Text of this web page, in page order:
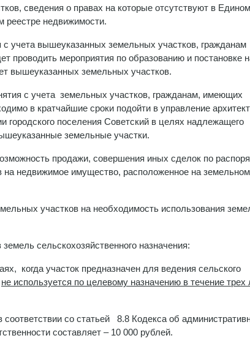
сведения о правах на которые отсутствуют в Едином
реестре недвижимости.
с учета вышеуказанных земельных участков, гражданам
проводить мероприятия по образованию и постановке
вышеуказанных земельных участков.
с учета земельных участков, гражданам, имеющих
в кратчайшие сроки подойти в управление
городского поселения Советский в целях надлежащего
земельные участки.
продажи, совершения иных сделок по
недвижимое имущество, расположенное на земельном
участков на необходимость использования
сельскохозяйственного назначения:
когда участок предназначен для ведения сельского
не используется по целевому назначению в течение трех
соответствии со статьей 8.8 Кодекса об
составляет – 10 000 рублей.